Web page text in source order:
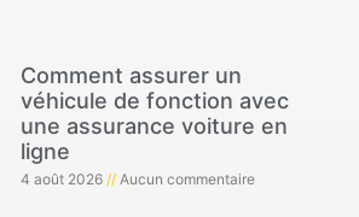
Comment assurer un
véhicule de fonction avec
une assurance voiture en
ligne
4 août 2026 Aucun commentaire